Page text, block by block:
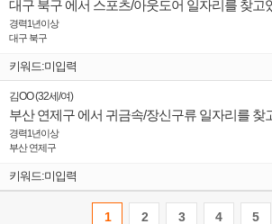
경력1년이상
대구 북구
키워드:미입력
김OO(32세 /여)
경력1년이상
부산 연제구
키워드:미입력
1 2 3 4 5